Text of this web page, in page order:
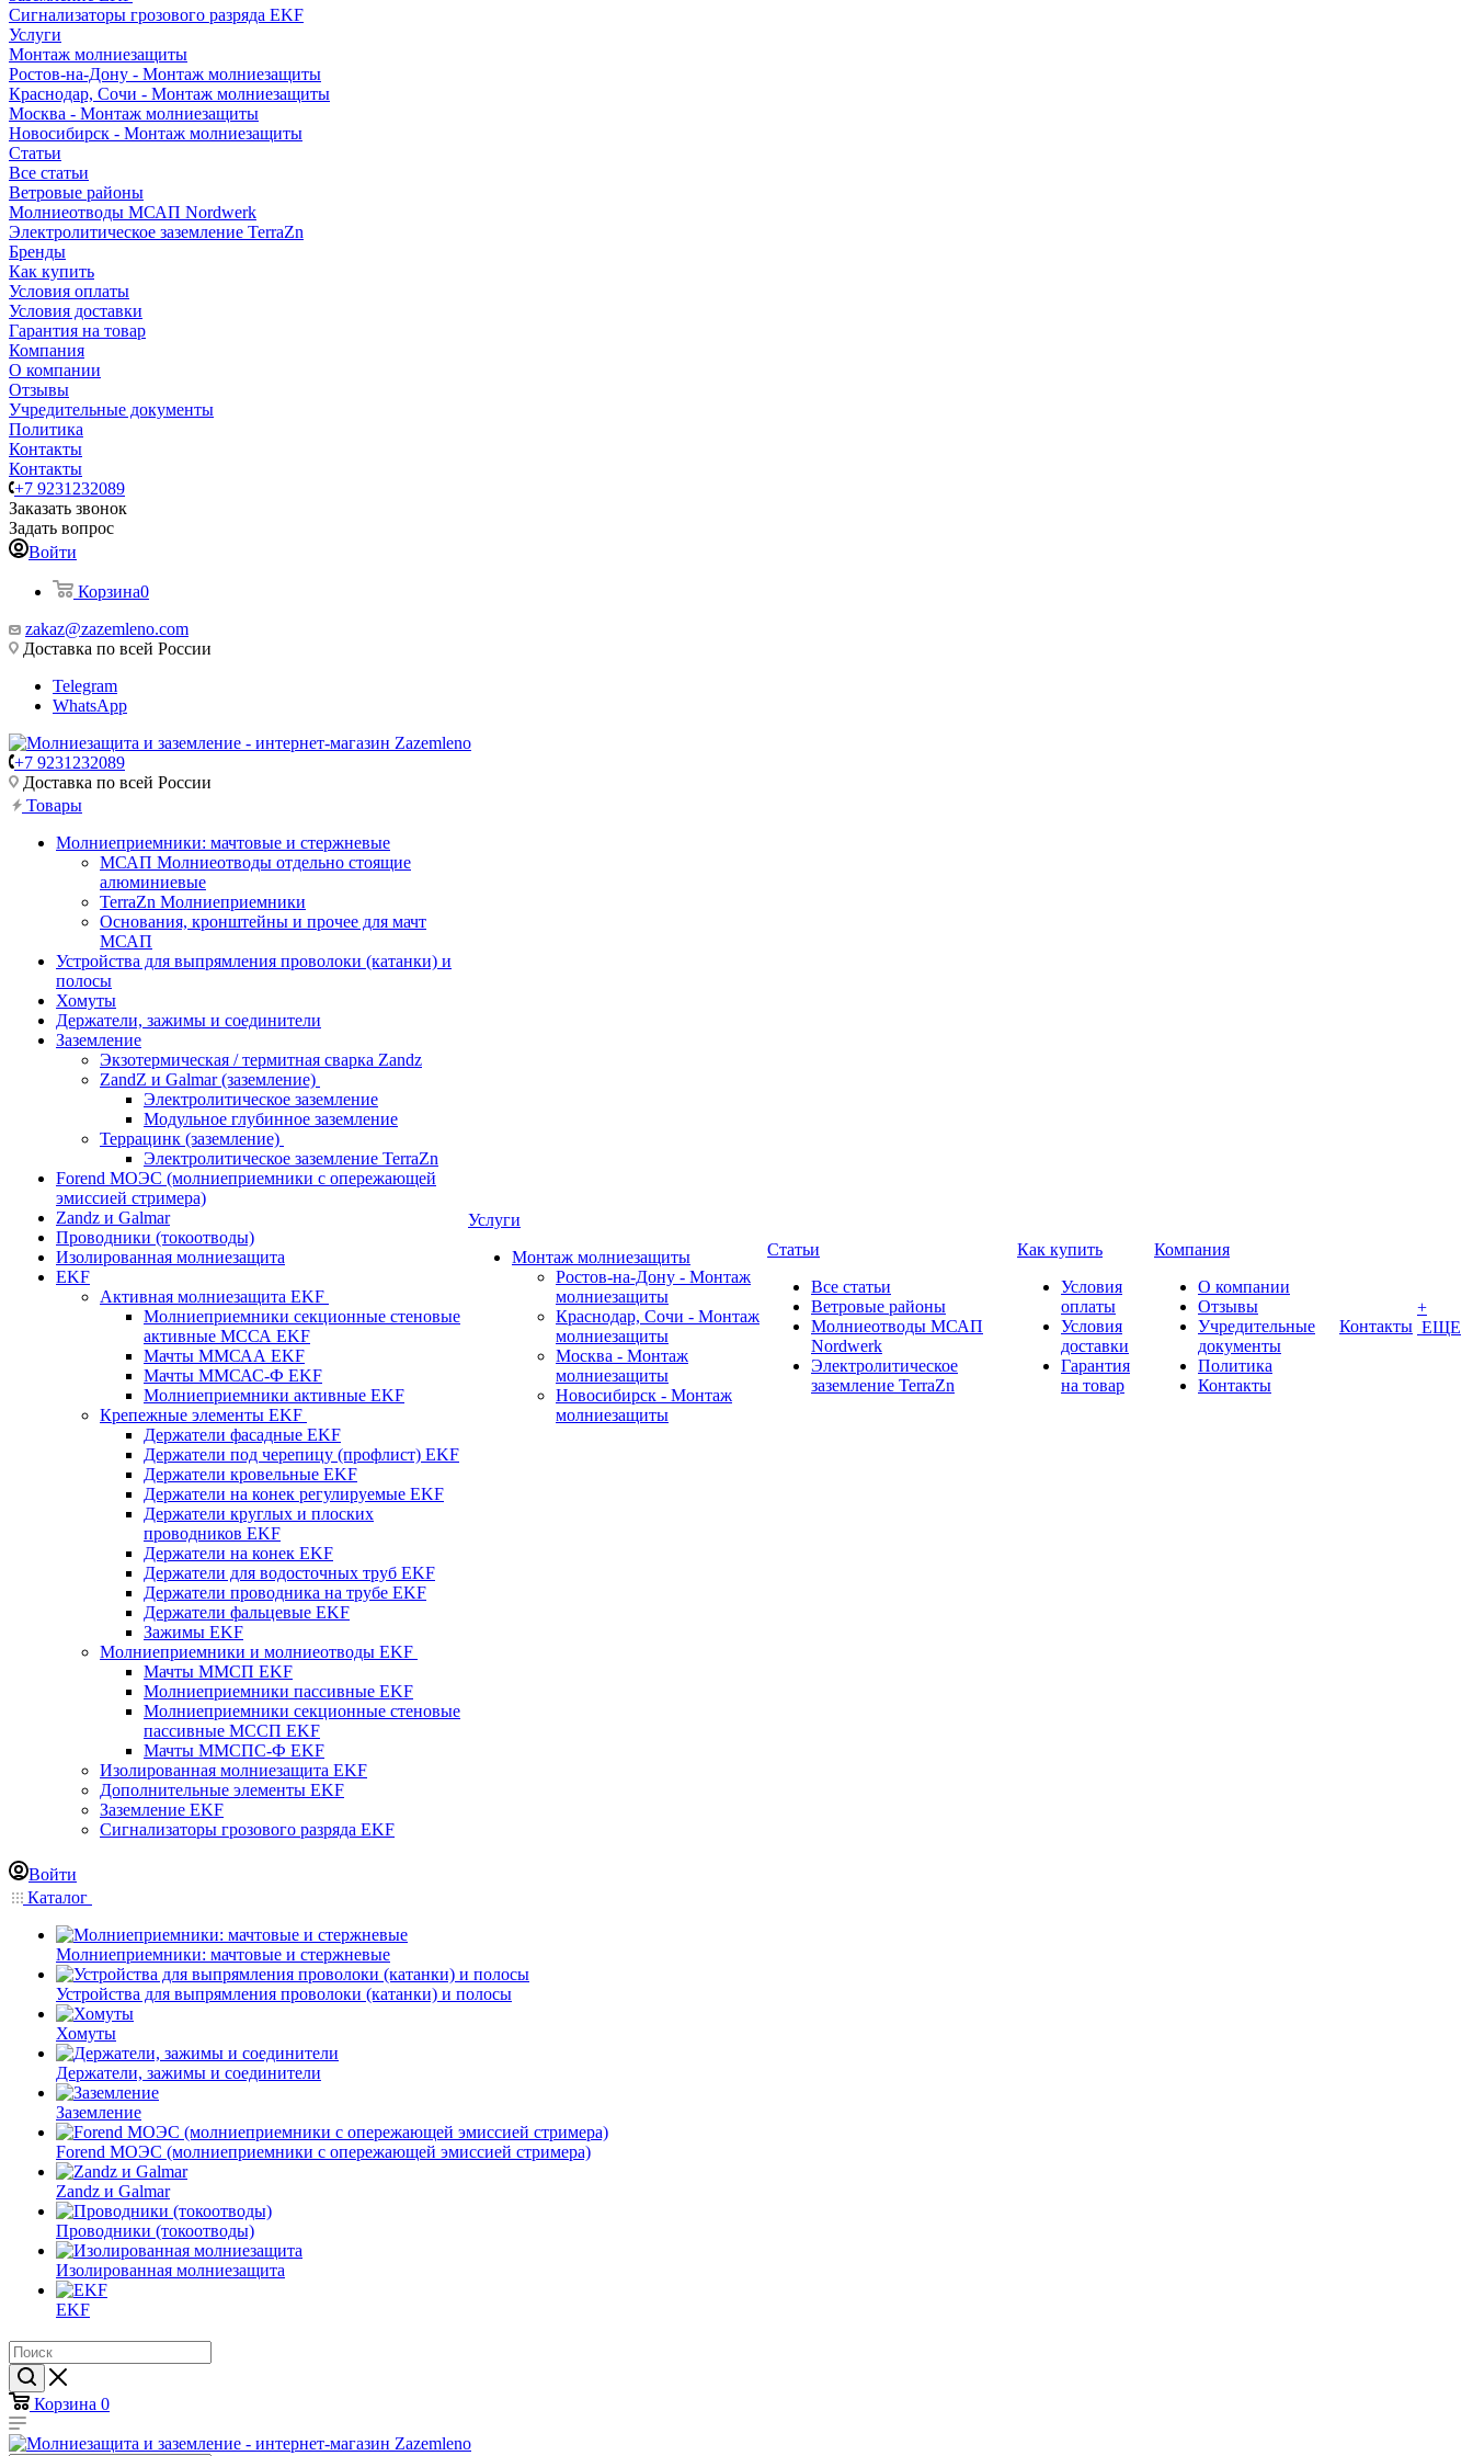
Сигнализаторы грозового разряда EKF
Услуги
Монтаж молниезащиты
Ростов-на-Дону - Монтаж молниезащиты
Краснодар, Сочи - Монтаж молниезащиты
Москва - Монтаж молниезащиты
Новосибирск - Монтаж молниезащиты
Статьи
Все статьи
Ветровые районы
Молниеотводы МСАП Nordwerk
Электролитическое заземление TerraZn
Бренды
Как купить
Условия оплаты
Условия доставки
Гарантия на товар
Компания
О компании
Отзывы
Учредительные документы
Политика
Контакты
Контакты
+7 9231232089
Заказать звонок
Задать вопрос
Войти
Корзина0
zakaz@zazemleno.com
Доставка по всей России
Telegram
WhatsApp
+7 9231232089
Доставка по всей России
Товары
Молниеприемники: мачтовые и стержневые
МСАП Молниеотводы отдельно стоящие
алюминиевые
TerraZn Молниеприемники
Основания, кронштейны и прочее для мачт
МСАП
Устройства для выпрямления проволоки (катанки) и
полосы
Хомуты
Держатели, зажимы и соединители
Заземление
Экзотермическая / термитная сварка Zandz
ZandZ и Galmar (заземление)
Электролитическое заземление
Модульное глубинное заземление
Террацинк (заземление)
Электролитическое заземление TerraZn
Forend МОЭС (молниеприемники с опережающей
эмиссией стримера)
Zandz и Galmar
Проводники (токоотводы)
Изолированная молниезащита
EKF
Активная молниезащита EKF
Молниеприемники секционные стеновые
активные МССА EKF
Мачты ММСАА EKF
Мачты ММСАС-Ф EKF
Молниеприемники активные EKF
Крепежные элементы EKF
Держатели фасадные EKF
Держатели под черепицу (профлист) EKF
Держатели кровельные EKF
Держатели на конек регулируемые EKF
Держатели круглых и плоских
проводников EKF
Держатели на конек EKF
Держатели для водосточных труб EKF
Держатели проводника на трубе EKF
Держатели фальцевые EKF
Зажимы EKF
Молниеприемники и молниеотводы EKF
Мачты ММСП EKF
Молниеприемники пассивные EKF
Молниеприемники секционные стеновые
пассивные МССП EKF
Мачты ММСПС-Ф EKF
Изолированная молниезащита EKF
Дополнительные элементы EKF
Заземление EKF
Сигнализаторы грозового разряда EKF
Услуги
Монтаж молниезащиты
Ростов-на-Дону - Монтаж
молниезащиты
Краснодар, Сочи - Монтаж
молниезащиты
Москва - Монтаж
молниезащиты
Новосибирск - Монтаж
молниезащиты
Статьи
Все статьи
Ветровые районы
Молниеотводы МСАП
Nordwerk
Электролитическое
заземление TerraZn
Как купить
Условия
оплаты
Условия
доставки
Гарантия
на товар
Компания
О компании
Отзывы
Учредительные
документы
Политика
Контакты
Контакты
+
ЕЩЕ
Войти
Каталог
Молниеприемники: мачтовые и стержневые
Устройства для выпрямления проволоки (катанки) и полосы
Хомуты
Держатели, зажимы и соединители
Заземление
Forend МОЭС (молниеприемники с опережающей эмиссией стримера)
Zandz и Galmar
Проводники (токоотводы)
Изолированная молниезащита
EKF
Корзина 0